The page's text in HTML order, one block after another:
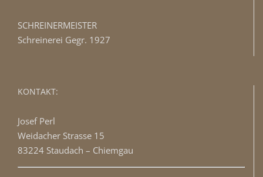
SCHREINERMEISTER
Schreinerei Gegr. 1927
KONTAKT:
Josef Perl
Weidacher Strasse 15
83224 Staudach – Chiemgau